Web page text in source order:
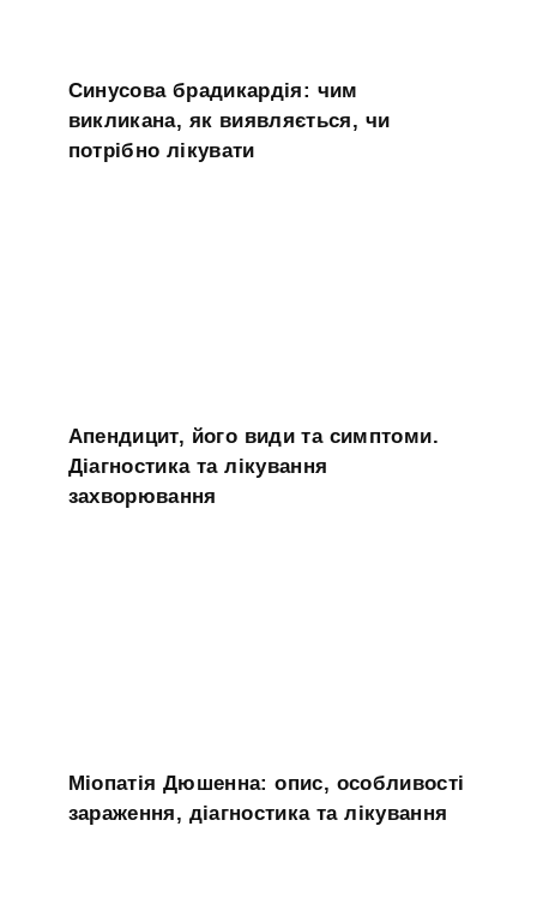
Синусова брадикардія: чим
викликана, як виявляється, чи
потрібно лікувати
Апендицит, його види та симптоми.
Діагностика та лікування
захворювання
Міопатія Дюшенна: опис, особливості
зараження, діагностика та лікування